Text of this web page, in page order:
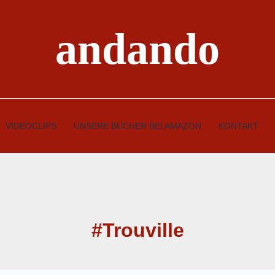
andando
VIDEOCLIPS UNSERE BÜCHER BEI AMAZON KONTAKT
#Trouville